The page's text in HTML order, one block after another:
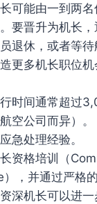
可能由一到两
要晋升为机长
退休，或者等
更多机长职位机
时间通常超过
空公司而异）。
急处理经验。
资格培训（
，并通过严格的
资深机长可以进